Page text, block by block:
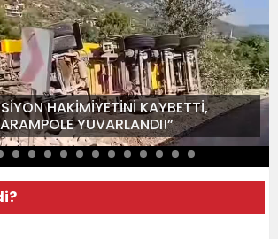
HAKİMİYETİNİ KAYBETTİ,
YUVARLANDI!”